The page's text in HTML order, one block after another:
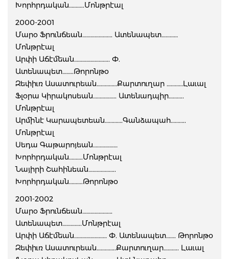
Խորհրդական………..Մոնթրէալ
2000-2001
Մարօ Ֆրունճեան…………………. Ատենապետ…………
Մոնթրէալ
Արփի Աճէմեան…………………….. Փ.
Ատենապետ……..Թորոնթօ
Զեփիւռ Ասատուրեան……………Քարտուղար …………Լաւալ
Ֆլօրա Կիրակոսեան…………….. Ատենադպիր………..
Մոնթրէալ
Արմինէ Կարապետեան………….Գանձապահ………..
Մոնթրէալ
Սեդա Գաթարոյեան………………
Խորհրդական……….Մոնթրէալ
Նայիրի Շահինեան………………..
Խորհրդական……….Թորոնթօ
2001-2002
Մարօ Ֆրունճեան………………….
Ատենապետ…………..Մոնթրէալ
Արփի Աճէմեան…………………… Փ. Ատենապետ……. Թորոնթօ
Զեփիւռ Ասատուրեան…………..Քարտուղար……….. Լաւալ